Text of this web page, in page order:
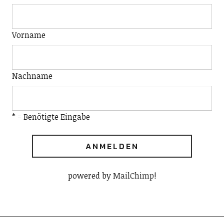
Vorname
Nachname
* = Benötigte Eingabe
powered byMailChimp!